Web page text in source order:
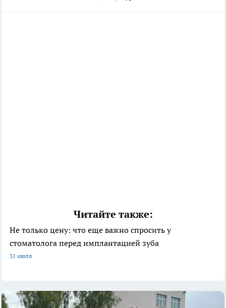
Читайте также:
Не только цену: что еще важно спросить у
стоматолога перед имплантацией зуба
31 июля